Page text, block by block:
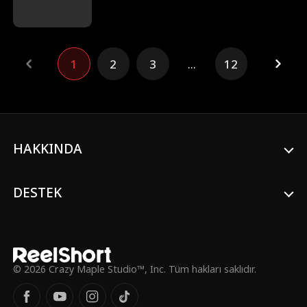
1 2 3 ... 12
HAKKINDA
DESTEK
© 2026 Crazy Maple Studio™, Inc. Tüm hakları saklıdır.